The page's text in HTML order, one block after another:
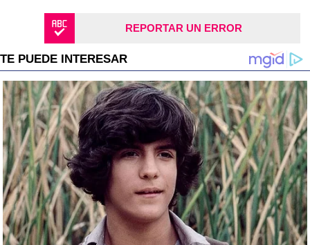
REPORTAR UN ERROR